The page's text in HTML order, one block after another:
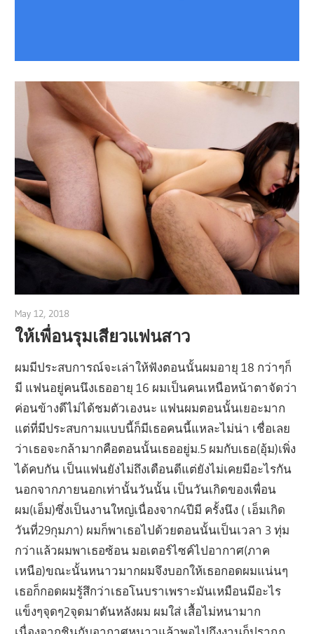
May 12, 2018
ให้เพื่อนรุมเสียวแฟนสาว
ผมมีประสบการณ์จะเล่าให้ฟังตอนนั้นผมอายุ 18 กว่าๆก็
มี แฟนอยู่คนนึงเธออายุ 16 ผมเป็นคนเหนือหน้าตาจัดว่า
ค่อนข้างดีไม่ได้ชมตัวเองนะ แฟนผมตอนนั้นเยอะมาก
แต่ที่มีประสบกามแบบนี้ก็มีเธอคนนี้แหละไม่น่า เชื่อเลย
ว่าเธอจะกล้ามากคือตอนนั้นเธออยู่ม.5 ผมกับเธอ(อุ้ม)เพิ่ง
ได้คบกัน เป็นแฟนยังไม่ถึงเดือนดีแต่ยังไม่เคยมีอะไรกัน
นอกจากภายนอกเท่านั้นวันนั้น เป็นวันเกิดของเพื่อน
ผม(เอ็ม)ซึ่งเป็นงานใหญ่เนื่องจาก4ปีมี ครั้งนึง ( เอ็มเกิด
วันที่29กุมภา) ผมก็พาเธอไปด้วยตอนนั้นเป็นเวลา 3 ทุ่ม
กว่าแล้วผมพาเธอซ้อน มอเตอร์ไซค์ไปอากาศ(ภาค
เหนือ)ขณะนั้นหนาวมากผมจึงบอกให้เธอกอดผมแน่นๆ
เธอก็กอดผมรู้สึกว่าเธอโนบราเพราะมันเหมือนมีอะไร
แข็งๆจุดๆ2จุดมาดันหลังผม ผมใส่ เสื้อไม่หนามาก